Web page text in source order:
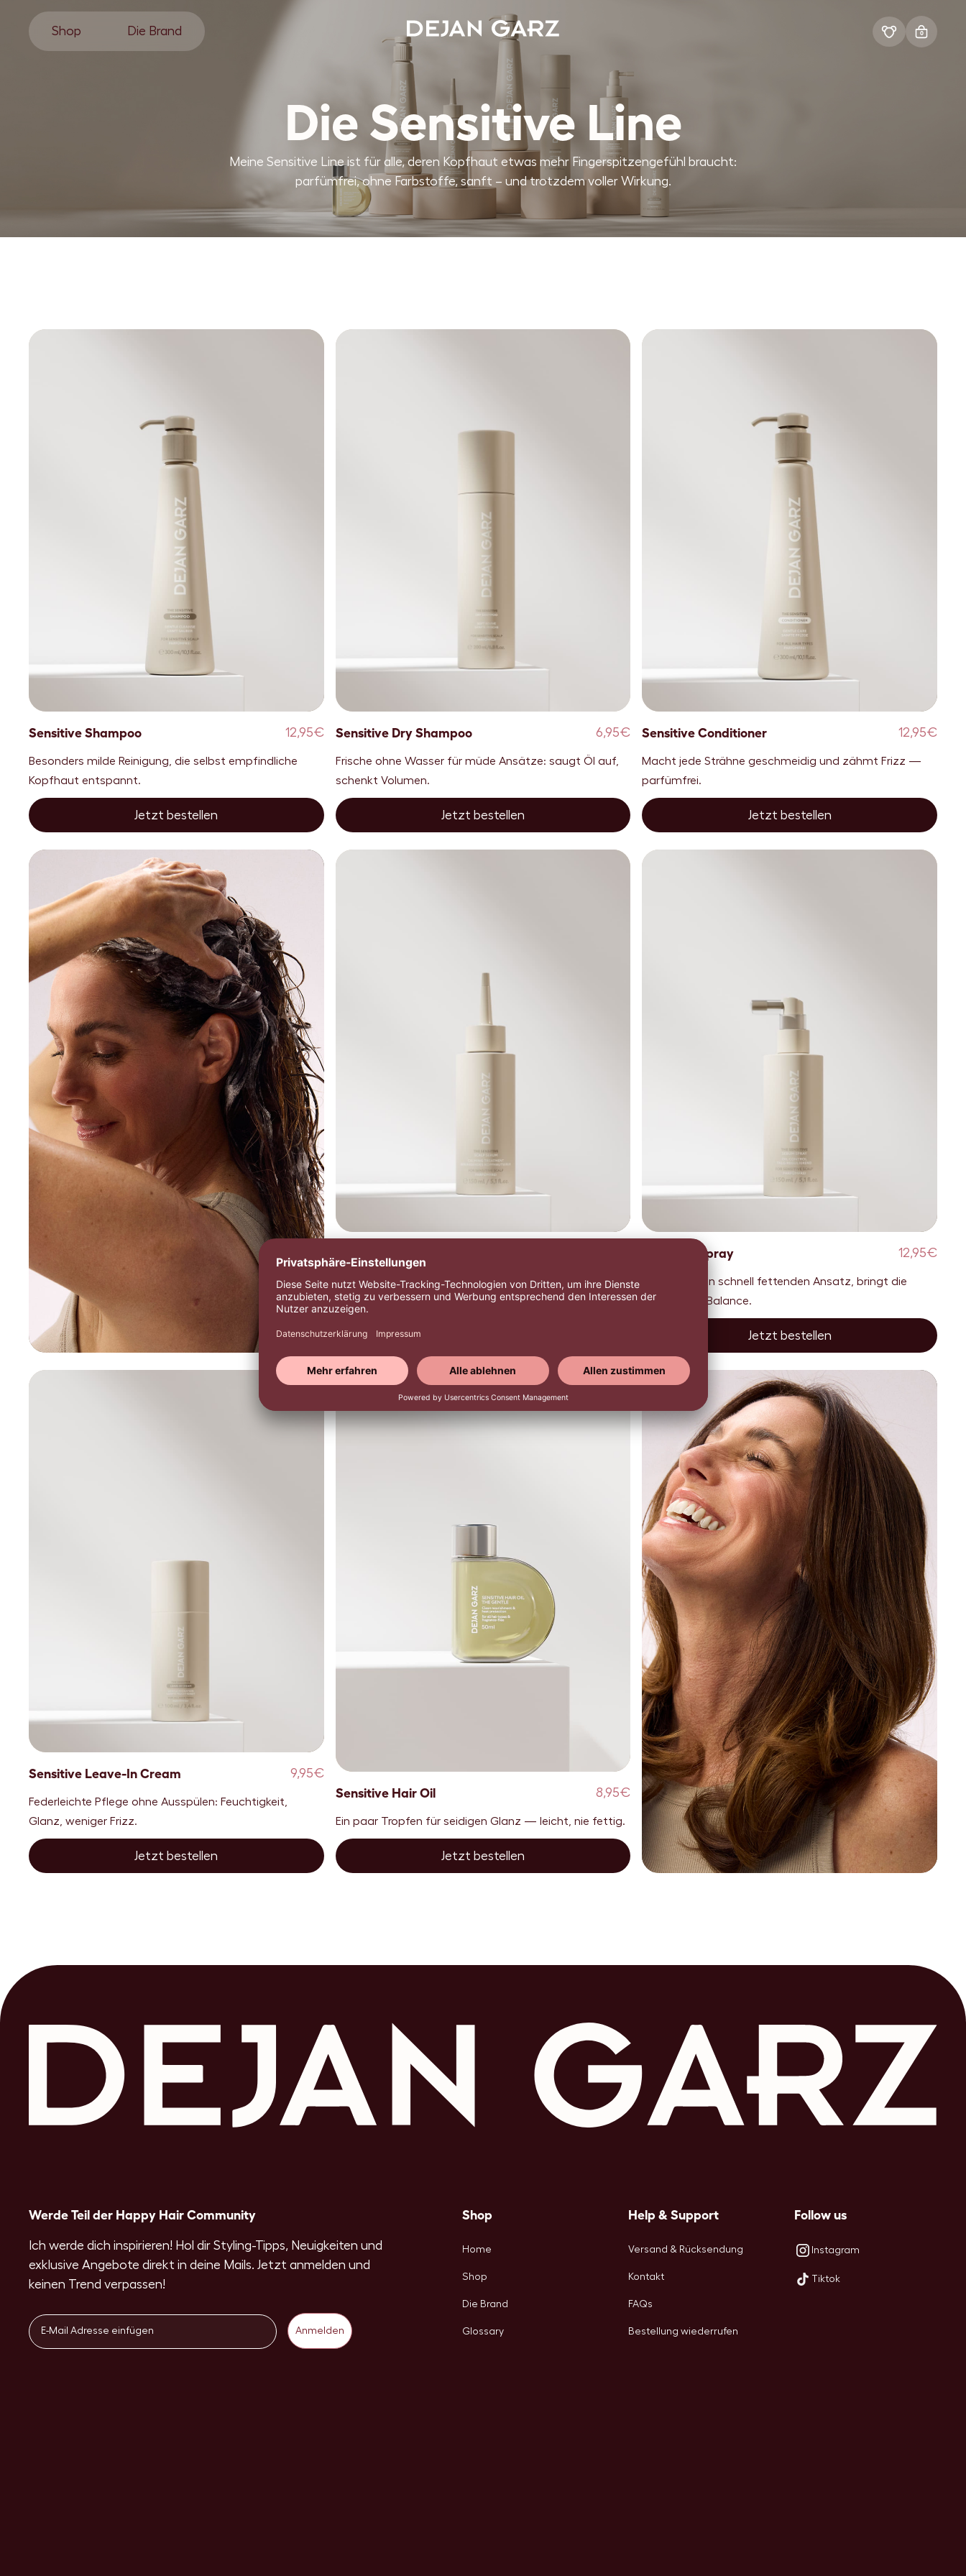
Shop Die Brand 0
Die Sensitive Line
Meine Sensitive Line ist für alle, deren Kopfhaut etwas mehr Fingerspitzengefühl braucht:
parfümfrei, ohne Farbstoffe, sanft – und trotzdem voller Wirkung.
Sensitive Shampoo 12,95€
Besonders milde Reinigung, die selbst empfindliche
Kopfhaut entspannt.
Jetzt bestellen
Sensitive Dry Shampoo 6,95€
Frische ohne Wasser für müde Ansätze: saugt Öl auf,
schenkt Volumen.
Jetzt bestellen
Sensitive Conditioner 12,95€
Macht jede Strähne geschmeidig und zähmt Frizz —
parfümfrei.
Jetzt bestellen
Beruhigt gereizte, trockene Kopfhaut — täglich und
ganz ohne Reiz.
Sensitive Spray 12,95€
Frische gegen schnell fettenden Ansatz, bringt die
Kopfhaut in Balance.
Jetzt bestellen
Sensitive Leave-In Cream 9,95€
Federleichte Pflege ohne Ausspülen: Feuchtigkeit,
Glanz, weniger Frizz.
Jetzt bestellen
Sensitive Hair Oil 8,95€
Ein paar Tropfen für seidigen Glanz — leicht, nie fettig.
Jetzt bestellen
Werde Teil der Happy Hair Community
Ich werde dich inspirieren! Hol dir Styling-Tipps, Neuigkeiten und
exklusive Angebote direkt in deine Mails. Jetzt anmelden und
keinen Trend verpassen!
Email
Anmelden
Shop
Home
Shop
Die Brand
Glossary
Help & Support
Versand & Rücksendung
Kontakt
FAQs
Bestellung wiederrufen
Follow us
Instagram
Tiktok